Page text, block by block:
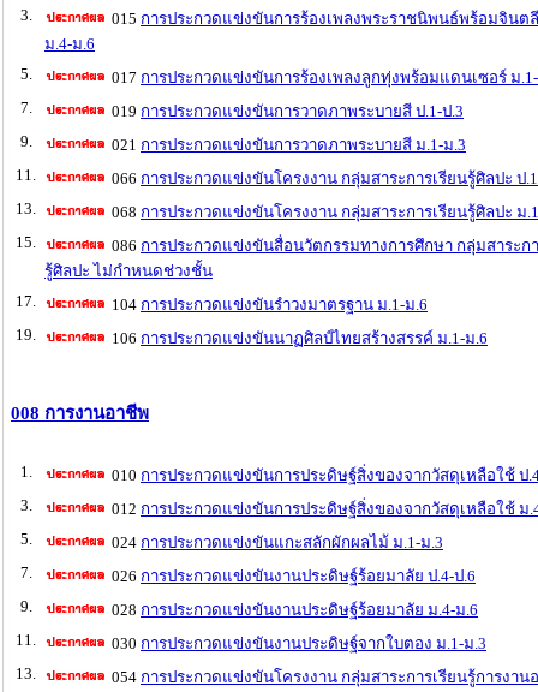
3.
015 การประกวดแข่งขันการร้องเพลงพระราชนิพนธ์พร้อมจินต
ม.4-ม.6
5.
017 การประกวดแข่งขันการร้องเพลงลูกทุ่งพร้อมแดนเซอร์ ม
7.
019 การประกวดแข่งขันการวาดภาพระบายสี ป.1-ป.3
9.
021 การประกวดแข่งขันการวาดภาพระบายสี ม.1-ม.3
11.
066 การประกวดแข่งขันโครงงาน กลุ่มสาระการเรียนรู้ศิลปะ ป
13.
068 การประกวดแข่งขันโครงงาน กลุ่มสาระการเรียนรู้ศิลปะ ม
15.
086 การประกวดแข่งขันสื่อนวัตกรรมทางการศึกษา กลุ่มสาระก
รู้ศิลปะ ไม่กำหนดช่วงชั้น
17.
104 การประกวดแข่งขันรำวงมาตรฐาน ม.1-ม.6
19.
106 การประกวดแข่งขันนาฏศิลป์ไทยสร้างสรรค์ ม.1-ม.6
008 การงานอาชีพ
1. 010 การประกวดแข่งขันการประดิษฐ์สิ่งของจากวัสดุเหลือใช้ ป
3.
012 การประกวดแข่งขันการประดิษฐ์สิ่งของจากวัสดุเหลือใช้ ม
5.
024 การประกวดแข่งขันแกะสลักผักผลไม้ ม.1-ม.3
7.
026 การประกวดแข่งขันงานประดิษฐ์ร้อยมาลัย ป.4-ป.6
9.
028 การประกวดแข่งขันงานประดิษฐ์ร้อยมาลัย ม.4-ม.6
11.
030 การประกวดแข่งขันงานประดิษฐ์จากใบตอง ม.1-ม.3
13.
054 การประกวดแข่งขันโครงงาน กลุ่มสาระการเรียนรู้การงาน